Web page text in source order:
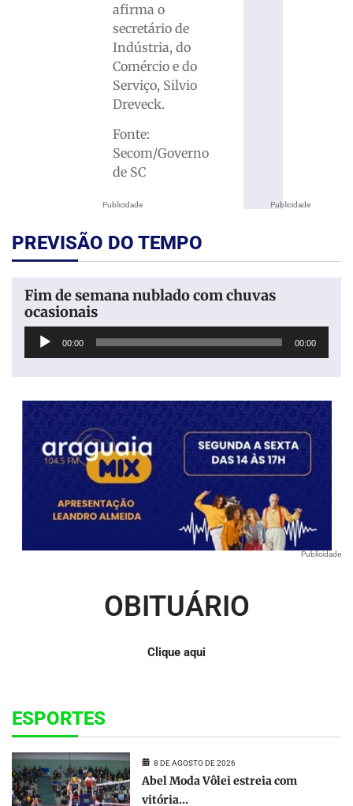
Publicidade
afirma o
secretário de
Indústria, do
Comércio e do
Serviço, Silvio
Dreveck.
Fonte:
Secom/Governo
de SC
Publicidade
PREVISÃO DO TEMPO
Fim de semana nublado com chuvas
ocasionais
Tocador
00:00 00:00
Publicidade
OBITUÁRIO
Clique aqui
ESPORTES
8 DE AGOSTO DE 2026
Abel Moda Vôlei estreia com
vitória...